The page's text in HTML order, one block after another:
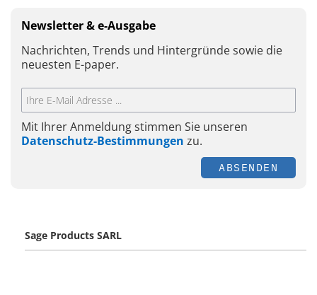
Newsletter & e-Ausgabe
Nachrichten, Trends und Hintergründe sowie die
neuesten E-paper.
Mit Ihrer Anmeldung stimmen Sie unseren
Datenschutz-Bestimmungen zu.
ABSENDEN
Sage Products SARL